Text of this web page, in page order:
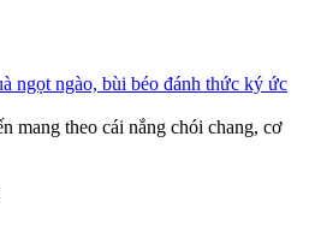
ngọt ngào, bùi béo đánh thức ký ức
mang theo cái nắng chói chang, cơ